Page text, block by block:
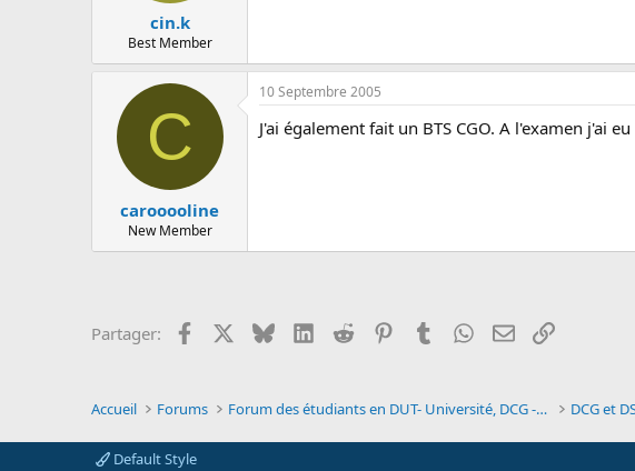
cin.k
Best Member
C
carooooline
New Member
10 Septembre 2005
J'ai également fait un BTS CGO. A l'examen j'ai
Partager: Facebook BlueskyLinkedInReddit PinterestTumblrWhatsApp
EmailLien
Accueil Forums Forum des étudiants en DUT- Université, DCG - DSCG DCG et
Default Style